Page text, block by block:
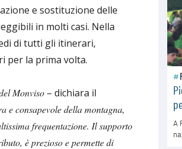
e sostituzione delle
in molti casi. Nella
di tutti gli itinerari,
per la prima volta.
Monviso – dichiara il
e consapevole della montagna,
frequentazione. Il supporto
è prezioso e permette di